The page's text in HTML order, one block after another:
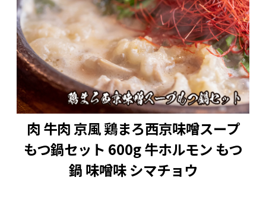
場合などもございます。
品質には影響ありませんのでそのままお召し上
がりいただいても問題はございませんが、気に
なる方は水で洗い流してからお召し上がりくだ
さい。
この点をご理解・ご了承いただきご購入くださ
いますようお願いいたします。
肉 牛肉 京風 鶏まろ西京味噌スープ
もつ鍋セット 600g 牛ホルモン もつ
鍋 味噌味 シマチョウ